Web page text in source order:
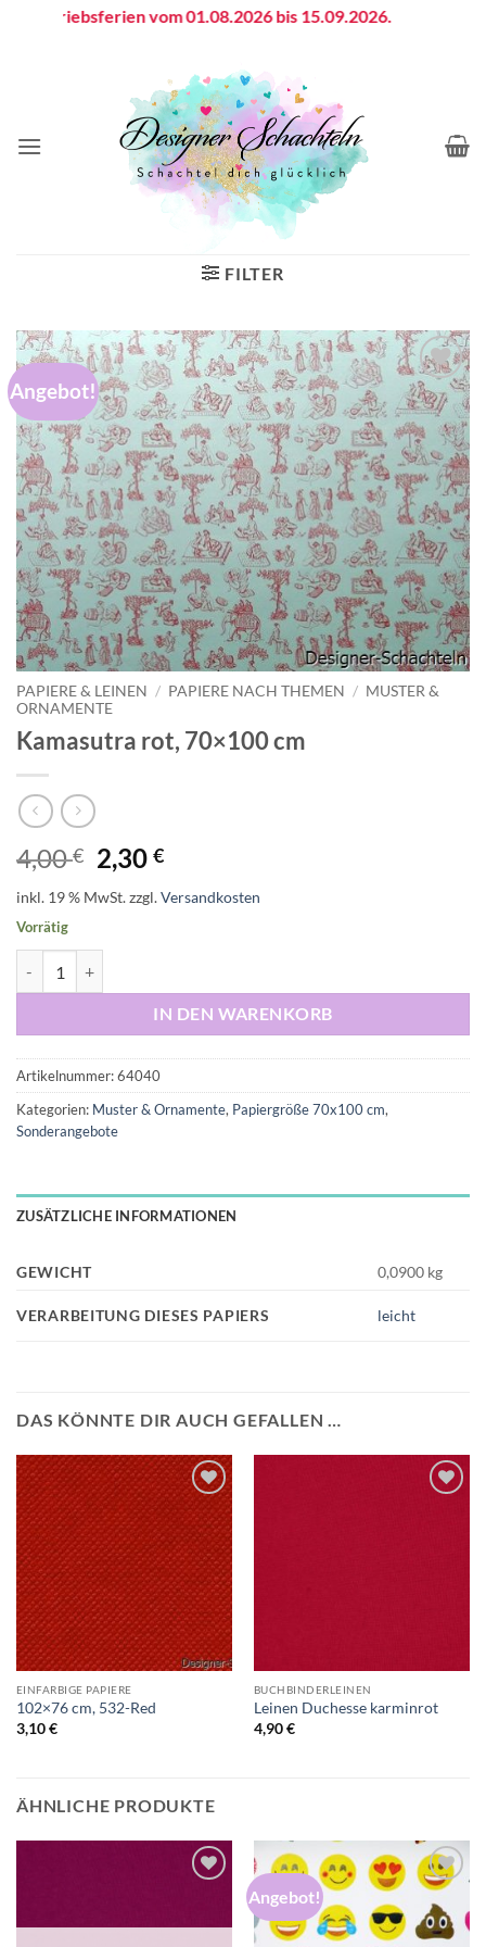
Betriebsferien vom 01.08.2026 bis 15.09.2026.
FILTER
Angebot!
Auf die
Wunschliste
PAPIERE & LEINEN / PAPIERE NACH THEMEN / MUSTER &
ORNAMENTE
Kamasutra rot, 70×100 cm
4,00€ Ursprünglicher
Preis
war:
2,30€Aktueller
ist:
inkl. 19 % MwSt.zzgl.Versandkosten
Vorrätig
IN DEN WARENKORB
Artikelnummer:64040
Kategorien: Muster & Ornamente, Papiergröße 70x100 cm,
Sonderangebote
ZUSÄTZLICHE INFORMATIONEN
GEWICHT 0,0900 kg
VERARBEITUNG DIESES PAPIERS leicht
DAS KÖNNTE DIR AUCH GEFALLEN …
Auf die
Wunschliste
EINFARBIGE PAPIERE
102×76 cm, 532-Red
3,10€
BUCHBINDERLEINEN
Leinen Duchesse karminrot
4,90€
ÄHNLICHE PRODUKTE
Angebot!
Auf die
Wunschliste